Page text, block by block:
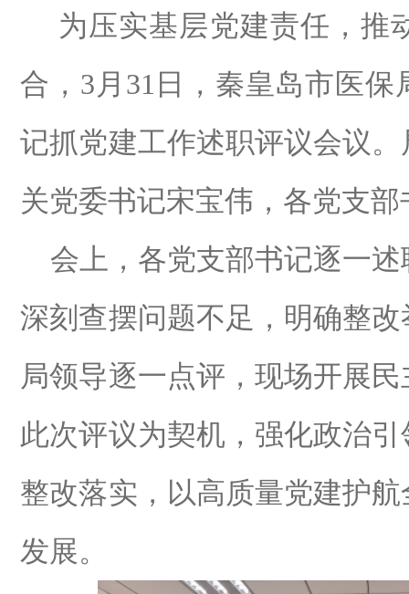
为压实基层党建责任，推
合， 3 月 31 日，秦皇岛市医保
记抓党建工作述职评议会议
关党委书记宋宝伟，各党支
会上，各党支部书记逐一述
深刻查摆问题不足，明确整改
局领导逐一点评，现场开展
此次评议为契机，强化政治
整改落实，以高质量党建护
发展。